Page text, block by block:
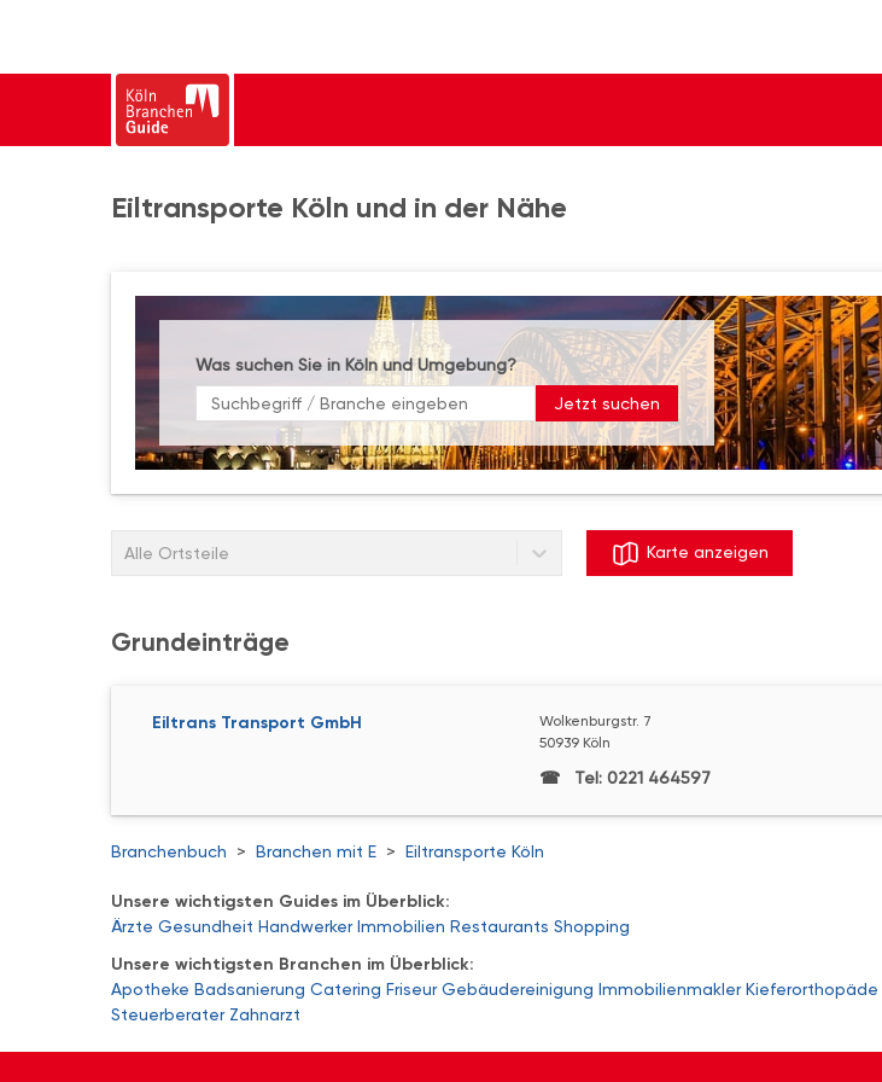
Eiltransporte Köln und in der Nähe
Was suchen Sie in Köln und Umgebung?
Jetzt suchen
Alle Ortsteile Karte anzeigen
Grundeinträge
Eiltrans Transport GmbH
Wolkenburgstr. 7
50939 Köln
Tel: 0221 464597
Branchenbuch > Branchen mit E > Eiltransporte Köln
Unsere wichtigsten Guides im Überblick:
Ärzte Gesundheit Handwerker Immobilien Restaurants Shopping
Unsere wichtigsten Branchen im Überblick:
Apotheke Badsanierung Catering Friseur Gebäudereinigung Immobilienmakler Kieferorthopäde
Steuerberater Zahnarzt